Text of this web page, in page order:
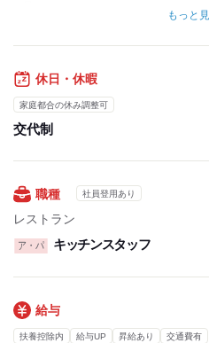
＼シフトは１週間ごとの自己申告
１週間ごとだからこそ、予定も調
学生生活や家事や子育てに影響が
シフトの希望はしっかり考慮します
稼ぎたいなどあれば、時期によっ
新大学生・新専門学校生は履修登
シフトの調整も追って可能なので
・実働時間：1日あたり4時間
・平均所定労働時間：1ヵ月あたり
もっと
休日・休暇
家庭都合の休み調整可
交代制
職種 社員登用あり
レストラン
ア・パ キッチンスタッフ
給与
扶養控除内 給与UP 昇給あり 交通費有